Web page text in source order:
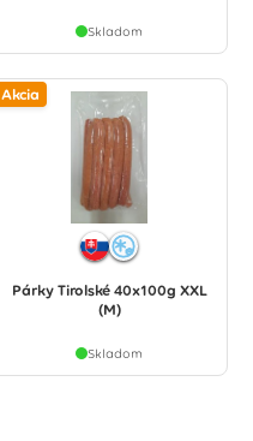
Skladom
Akcia
Párky Tirolské 40x100g XXL
(M)
Skladom